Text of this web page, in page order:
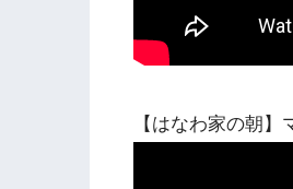
【はなわ家の朝